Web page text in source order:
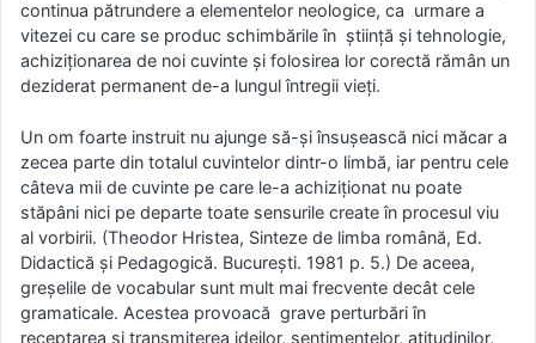
continua pătrundere a elementelor neologice, ca urmare a
vitezei cu care se produc schimbările în ştiinţă şi tehnologie,
achiziţionarea de noi cuvinte şi folosirea lor corectă rămân un
deziderat permanent de-a lungul întregii vieţi.
Un om foarte instruit nu ajunge să-şi însuşească nici măcar a
zecea parte din totalul cuvintelor dintr-o limbă, iar pentru cele
câteva mii de cuvinte pe care le-a achiziţionat nu poate
stăpâni nici pe departe toate sensurile create în procesul viu
al vorbirii. (Theodor Hristea, Sinteze de limba română, Ed.
Didactică şi Pedagogică. Bucureşti. 1981 p. 5.) De aceea,
greşelile de vocabular sunt mult mai frecvente decât cele
gramaticale. Acestea provoacă grave perturbări în
receptarea şi transmiterea ideilor, sentimentelor, atitudinilor,